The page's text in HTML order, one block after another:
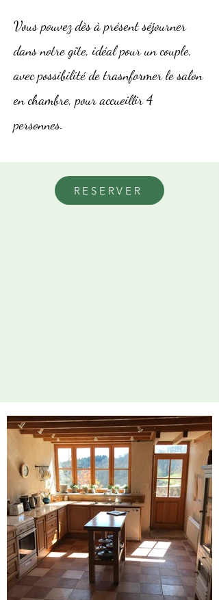
Vous pouvez dès à présent séjourner
dans notre gîte, idéal pour un couple,
avec possibilité de trasnformer le salon
en chambre, pour accueillir 4
personnes.
RESERVER